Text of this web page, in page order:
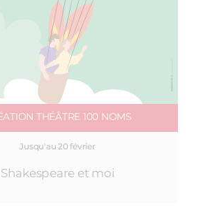
THÉÂTRE 100 NOMS
Jusqu'au 20 février
Shakespeare et moi